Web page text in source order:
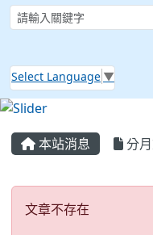
Select Language ▼
本站消息 分
文章不存在
文章不存在